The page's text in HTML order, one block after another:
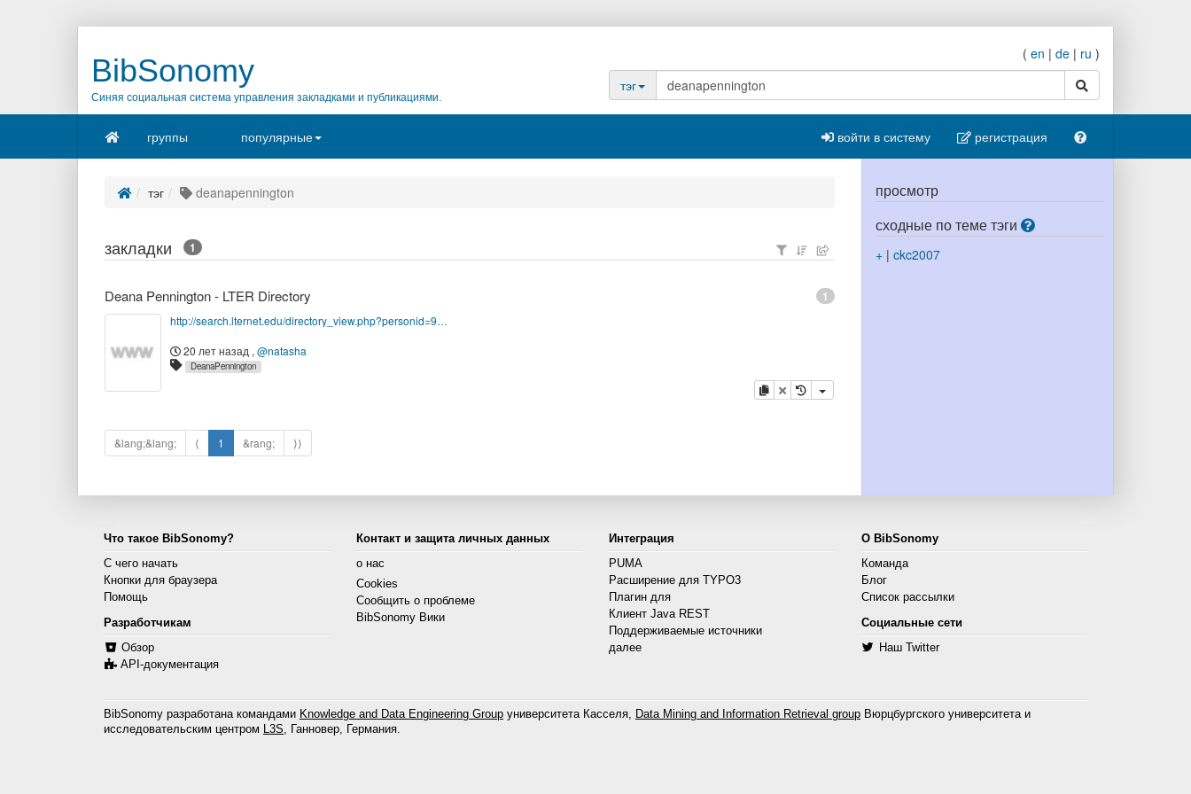
BibSonomy
Синяя социальная система управления закладками и публикациями.
( en | de | ru )
тэг
поиск
группы популярные войти в систему регистрация
тэг deanapennington
закладки 1
1
Deana Pennington - LTER Directory
http://search.lternet.edu/directory_view.php?personid=9689
20 лет назад , @natasha
DeanaPennington
копировать
удалить
&lang;&lang; ⟨ 1 &rang; ⟩⟩
просмотр
сходные по теме тэги
+| ckc2007
Что такое BibSonomy?
С чего начать
Кнопки для браузера
Помощь
Разработчикам
Обзор
API-документация
Контакт и защита личных данных
о нас
Cookies
Сообщить о проблеме
BibSonomy Вики
Интеграция
PUMA
Расширение для TYPO3
Плагин для
Клиент Java REST
Поддерживаемые источники
далее
О BibSonomy
Команда
Блог
Список рассылки
Социальные сети
Наш Twitter
BibSonomy разработана командами Knowledge and Data Engineering Group университета Касселя, Data Mining and Information Retrieval group Вюрцбургского университета и
исследовательским центром L3S, Ганновер, Германия.